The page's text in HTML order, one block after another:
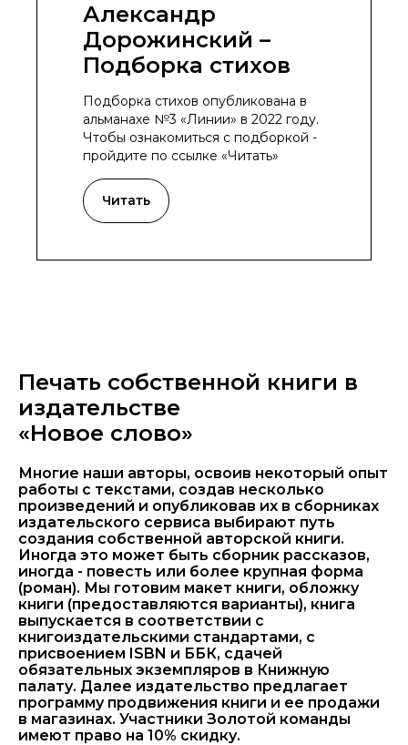
Александр
Дорожинский –
Подборка стихов
Подборка стихов опубликована в
альманахе №3 «Линии» в 2022 году.
Чтобы ознакомиться с подборкой -
пройдите по ссылке «Читать»
Читать
Печать собственной книги в
издательстве
«Новое слово»
Многие наши авторы, освоив некоторый опыт
работы с текстами, создав несколько
произведений и опубликовав их в сборниках
издательского сервиса выбирают путь
создания собственной авторской книги.
Иногда это может быть сборник рассказов,
иногда - повесть или более крупная форма
(роман). Мы готовим макет книги, обложку
книги (предоставляются варианты), книга
выпускается в соответствии с
книгоиздательскими стандартами, с
присвоением ISBN и ББК, сдачей
обязательных экземпляров в Книжную
палату. Далее издательство предлагает
программу продвижения книги и ее продажи
в магазинах. Участники Золотой команды
имеют право на 10% скидку.